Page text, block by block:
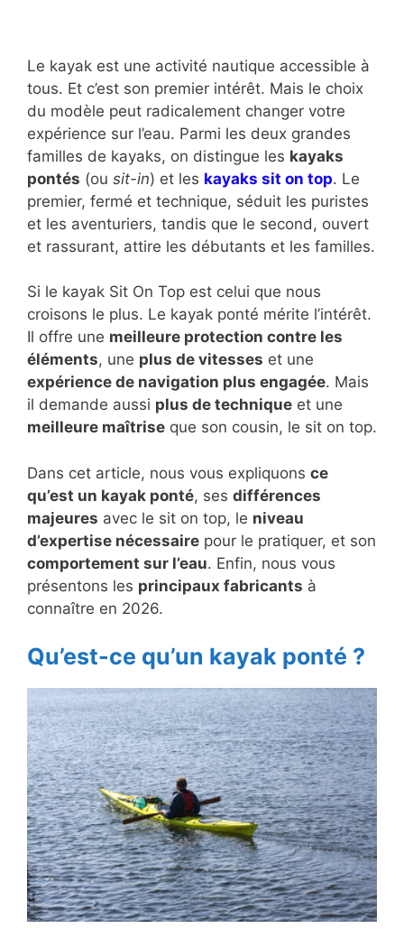
Le kayak est une activité nautique accessible à
tous. Et c’est son premier intérêt. Mais le choix
du modèle peut radicalement changer votre
expérience sur l’eau. Parmi les deux grandes
familles de kayaks, on distingue les kayaks
pontés (ou sit-in) et les kayaks sit on top. Le
premier, fermé et technique, séduit les puristes
et les aventuriers, tandis que le second, ouvert
et rassurant, attire les débutants et les familles.
Si le kayak Sit On Top est celui que nous
croisons le plus. Le kayak ponté mérite l’intérêt.
Il offre une meilleure protection contre les
éléments, une plus de vitesses et une
expérience de navigation plus engagée. Mais
il demande aussi plus de technique et une
meilleure maîtrise que son cousin, le sit on top.
Dans cet article, nous vous expliquons ce
qu’est un kayak ponté, ses différences
majeures avec le sit on top, le niveau
d’expertise nécessaire pour le pratiquer, et son
comportement sur l’eau. Enfin, nous vous
présentons les principaux fabricants à
connaître en 2026.
Qu’est-ce qu’un kayak ponté ?